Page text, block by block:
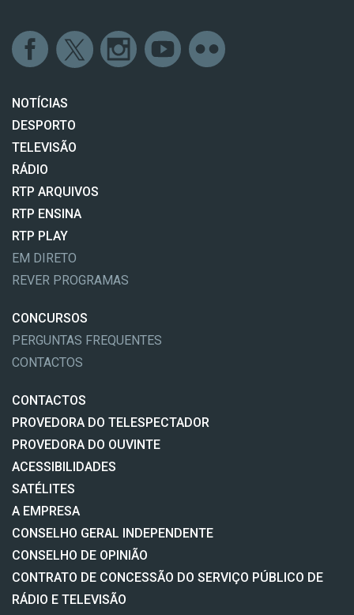
NOTÍCIAS
DESPORTO
TELEVISÃO
RÁDIO
RTP ARQUIVOS
RTP ENSINA
RTP PLAY
EM DIRETO
REVER PROGRAMAS
CONCURSOS
PERGUNTAS FREQUENTES
CONTACTOS
CONTACTOS
PROVEDORA DO TELESPECTADOR
PROVEDORA DO OUVINTE
ACESSIBILIDADES
SATÉLITES
A EMPRESA
CONSELHO GERAL INDEPENDENTE
CONSELHO DE OPINIÃO
CONTRATO DE CONCESSÃO DO SERVIÇO PÚBLICO DE
RÁDIO E TELEVISÃO